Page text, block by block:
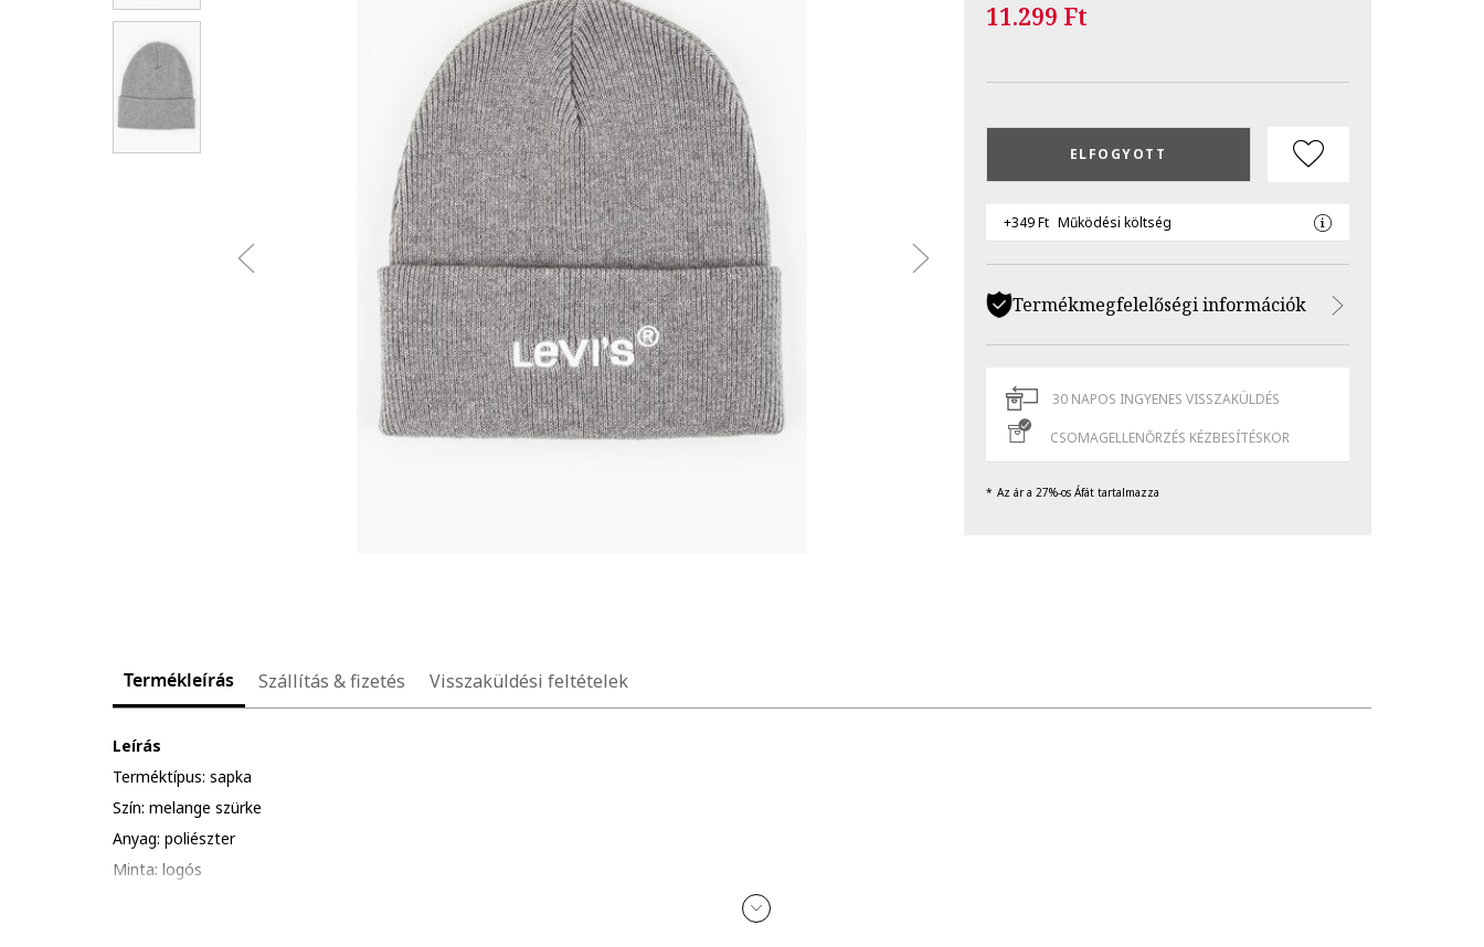
11.299 Ft
ELFOGYOTT
+349 Ft Működési költség
Termékmegfelelőségi információk
30 NAPOS INGYENES VISSZAKÜLDÉS
CSOMAGELLENŐRZÉS KÉZBESÍTÉSKOR
Az ár a 27%-os Áfát tartalmazza
Termékleírás Szállítás & fizetés Visszaküldési feltételek
Leírás
Terméktípus: sapka
Szín: melange szürke
Anyag: poliészter
Minta: logós